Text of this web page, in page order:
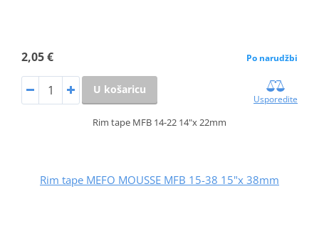
2,05 € Po narudžbi
U košaricu
Usporedite
Rim tape MFB 14-22 14"x 22mm
Rim tape MEFO MOUSSE MFB 15-38 15"x 38mm